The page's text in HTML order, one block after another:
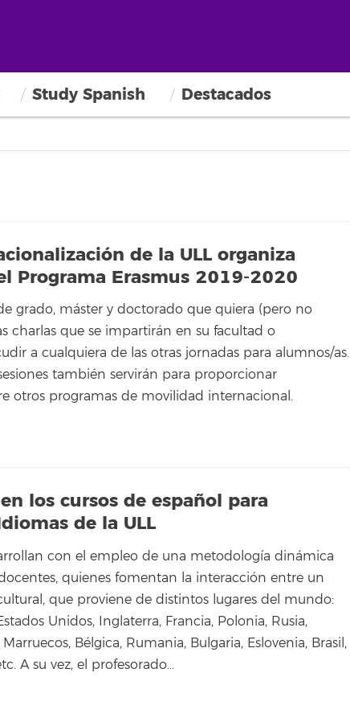
Study Spanish Destacados
de la ULL organiza
Programa Erasmus 2019-2020
grado, máster y doctorado que quiera (pero no
charlas que se impartirán en su facultad o
a cualquiera de las otras jornadas para alumnos/as.
también servirán para proporcionar
otros programas de movilidad internacional.
los cursos de español para
de la ULL
con el empleo de una metodología dinámica
quienes fomentan la interacción entre un
que proviene de distintos lugares del mundo:
Unidos, Inglaterra, Francia, Polonia, Rusia,
Bélgica, Rumania, Bulgaria, Eslovenia, Brasil,
A su vez, el profesorado…